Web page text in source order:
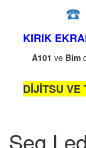
☎️
KIRIK
A101 ve Bim
DİJİTSU VE
Seg